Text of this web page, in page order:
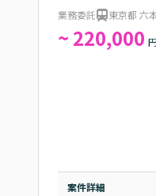
業務委託 東京都 六
~ 220,000
案件詳細